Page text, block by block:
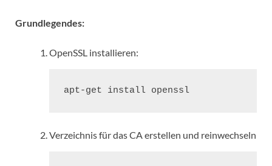
Grundlegendes:
OpenSSL installieren:
apt-get install openssl
Verzeichnis für das CA erstellen und reinwechseln